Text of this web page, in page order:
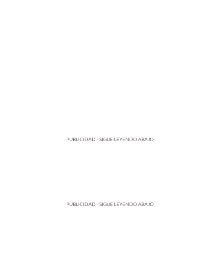
PUBLICIDAD - SIGUE LEYENDO ABAJO
PUBLICIDAD - SIGUE LEYENDO ABAJO